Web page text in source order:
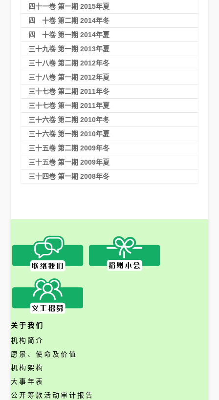
四十一卷 第一期 2015年夏
四 十卷 第二期 2014年冬
四 十卷 第一期 2014年夏
三十九卷 第一期 2013年夏
三十八卷 第二期 2012年冬
三十八卷 第一期 2012年夏
三十七卷 第二期 2011年冬
三十七卷 第一期 2011年夏
三十六卷 第二期 2010年冬
三十六卷 第一期 2010年夏
三十五卷 第二期 2009年冬
三十五卷 第一期 2009年夏
三十四卷 第一期 2008年冬
关于我们
机构简介
愿景、使命及价值
机构架构
大事年表
公开筹款活动审计报告